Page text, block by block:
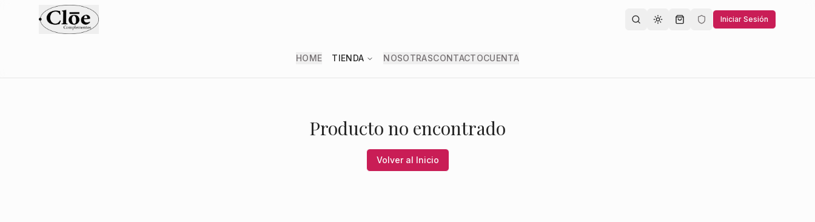
Toggle theme Iniciar Sesión
HOME TIENDA NOSOTRASCONTACTOCUENTA
Producto no encontrado
Volver al Inicio